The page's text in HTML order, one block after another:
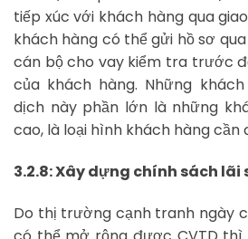
tiếp xúc với khách hàng qua
khách hàng có thể gửi hồ sơ
cán bộ cho vay kiểm tra trước
của khách hàng. Những
dịch này phần lớn là những
cao, là loại hình khách hàng cần
3.2.8: Xây dựng chính sách lãi
Do thị trường cạnh tranh ngày